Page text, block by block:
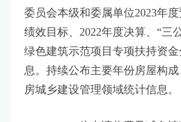
委员会本级和委属单位2023年
绩效目标、2022年度决算、“三
绿色建筑示范项目专项扶持资
息。持续公布主要年份房屋构
房城乡建设管理领域统计信息。